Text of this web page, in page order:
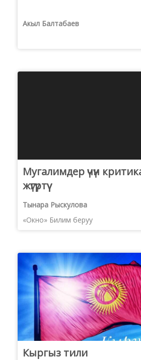
Акыл Балтабаев
Мугалимдер үчүн
жүгүртүү
Тынара Рыскулова
«Окно» Билим беруу
Кыргыз тили